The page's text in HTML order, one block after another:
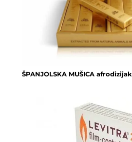
ŠPANJOLSKA MUŠICA afrodizijak